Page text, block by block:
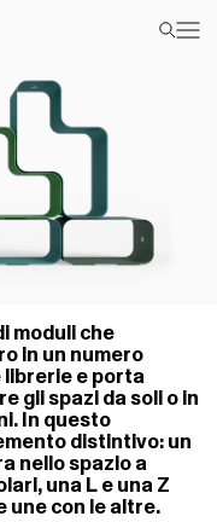
moduli che
in un numero
e porta
gli spazi da soli o in
In questo
distintivo: un
nello spazio a
una L e una Z
une con le altre.